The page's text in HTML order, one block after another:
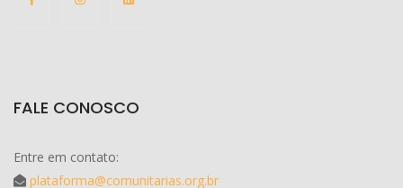
FALE CONOSCO
Entre em contato:
plataforma@comunitarias.org.br